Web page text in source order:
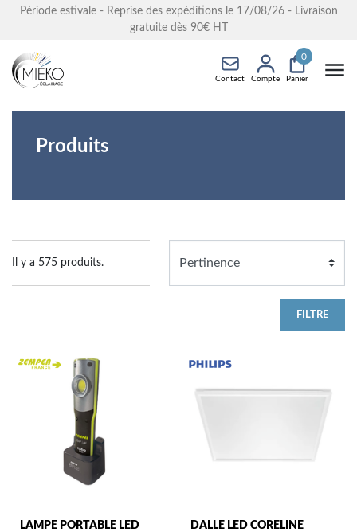
Période estivale - Reprise des expéditions le 17/08/26 - Livraison
gratuite dès 90€ HT
Contact Compte Panier
0
Produits
Il y a 575 produits.
FILTRE
LAMPE PORTABLE LED
DALLE LED CORELINE